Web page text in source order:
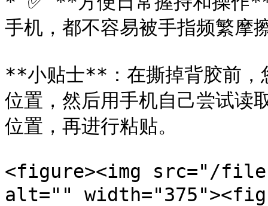
手机，都不容易被手指频繁摩
**小贴士**：在撕掉背胶前，
位置，然后用手机自己尝试读
位置，再进行粘贴。
<figure><img src="/files/
alt=""